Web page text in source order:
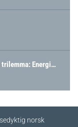
Arendalsuka:Batterier i Europas trilemma: Energisikkerhet, konkurransekraft og bærekraft (Battery Norway-arrangement)
norsk